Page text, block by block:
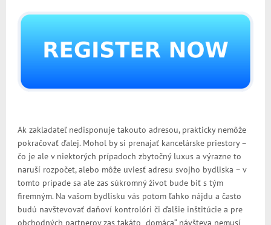
Ak zakladateľ nedisponuje takouto adresou, prakticky nemôže
pokračovať ďalej. Mohol by si prenajať kancelárske priestory –
čo je ale v niektorých prípadoch zbytočný luxus a výrazne to
naruší rozpočet, alebo môže uviesť adresu svojho bydliska – v
tomto prípade sa ale zas súkromný život bude biť s tým
firemným. Na vašom bydlisku vás potom ľahko nájdu a často
budú navštevovať daňoví kontrolóri či ďalšie inštitúcie a pre
obchodných partnerov zas takáto „domáca“ návšteva nemusí